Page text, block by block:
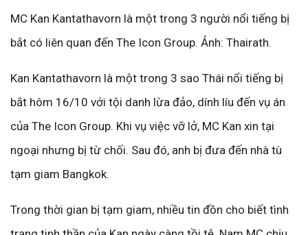
MC Kan Kantathavorn là một trong 3 người nổi tiếng bị
bắt có liên quan đến The Icon Group. Ảnh: Thairath.
Kan Kantathavorn là một trong 3 sao Thái nổi tiếng bị
bắt hôm 16/10 với tội danh lừa đảo, dính líu đến vụ án
của The Icon Group. Khi vụ việc vỡ lở, MC Kan xin tại
ngoại nhưng bị từ chối. Sau đó, anh bị đưa đến nhà tù
tạm giam Bangkok.
Trong thời gian bị tạm giam, nhiều tin đồn cho biết tình